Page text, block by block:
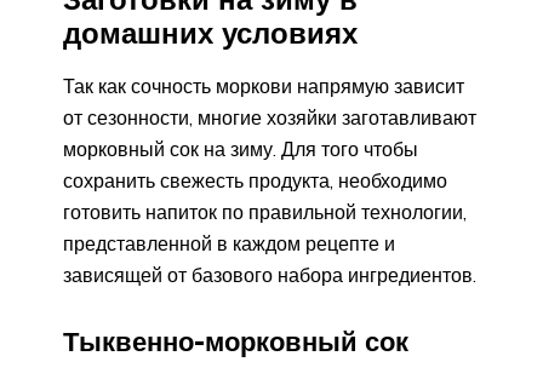
домашних условиях
Так как сочность моркови напрямую зависит
от сезонности, многие хозяйки заготавливают
морковный сок на зиму. Для того чтобы
сохранить свежесть продукта, необходимо
готовить напиток по правильной технологии,
представленной в каждом рецепте и
зависящей от базового набора ингредиентов.
Тыквенно-морковный сок